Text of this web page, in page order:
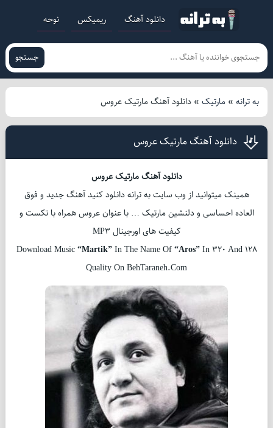
دانلود آهنگ ریمیکس نوحه
جستجو
به ترانه» مارتیک» دانلود آهنگ مارتیک عروس
دانلود آهنگ مارتیک عروس
دانلود آهنگ مارتیک عروس
همینک میتوانید از وب سایت به ترانه دانلود کنید آهنگ جدید و فوق
العاده احساسی و دلنشین مارتیک … با عنوان عروس همراه با تکست و
کیفیت های اورجینال MP3
Download Music“Martik”In The Name Of“Aros”In 320 And 128
Quality On BehTaraneh.Com